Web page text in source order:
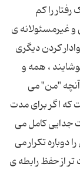
را کم
و غیرمسئولانه ی
برای وادار کردن دیگری
، همه و
"من" می
که اگر برای مدت
جدایی کامل می
تکرار می
از حفظ رابطه ی